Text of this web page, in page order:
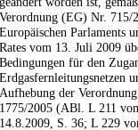
Verordnung (EG) Nr. 715/
Europäischen Parlaments
Rates vom 13. Juli 2009
Bedingungen für den
Erdgasfernleitungsnetzen
Aufhebung der
1775/2005 (ABl. L 211
14.8.2009, S. 36; L 229